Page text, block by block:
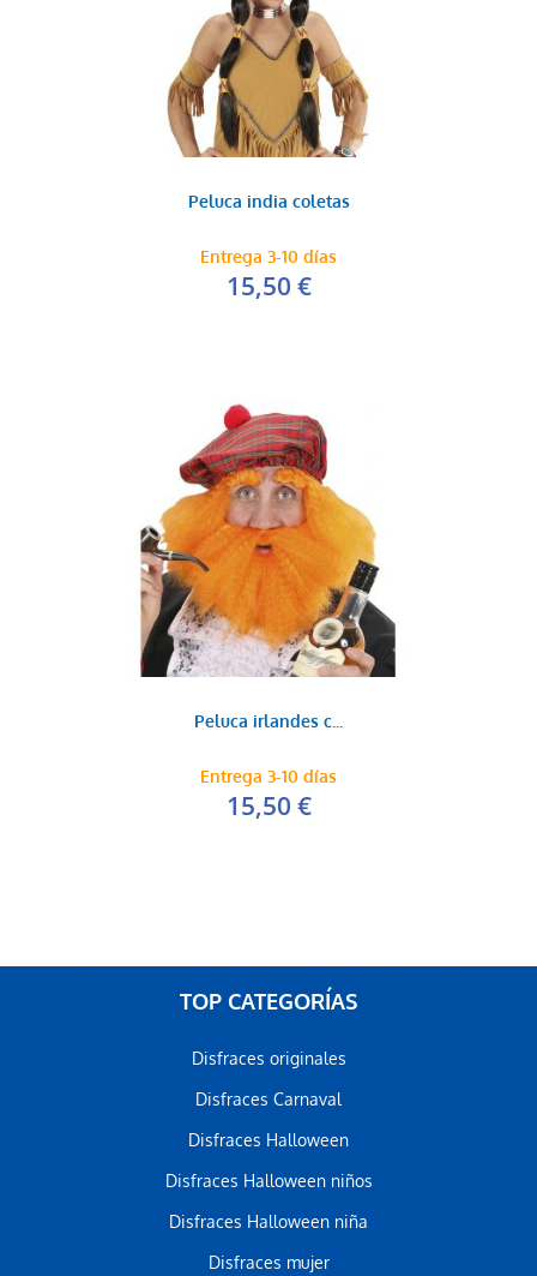
Peluca india coletas
Entrega 3-10 días
15,50 €
Peluca irlandes c...
Entrega 3-10 días
15,50 €
TOP CATEGORÍAS
Disfraces originales
Disfraces Carnaval
Disfraces Halloween
Disfraces Halloween niños
Disfraces Halloween niña
Disfraces mujer